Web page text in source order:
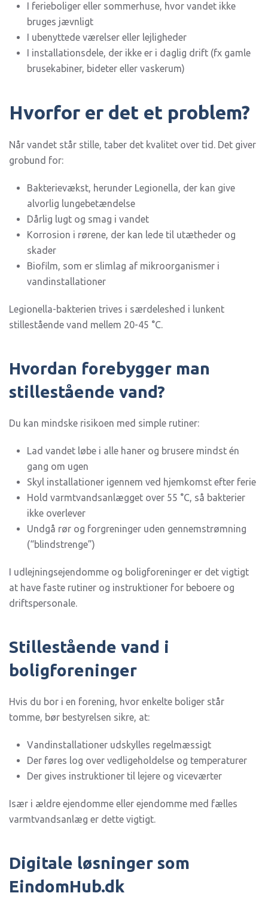
I ferieboliger eller sommerhuse, hvor vandet ikke
bruges jævnligt
I ubenyttede værelser eller lejligheder
I installationsdele, der ikke er i daglig drift (fx gamle
brusekabiner, bideter eller vaskerum)
Hvorfor er det et problem?
Når vandet står stille, taber det kvalitet over tid. Det giver
grobund for:
Bakterievækst, herunder Legionella, der kan give
alvorlig lungebetændelse
Dårlig lugt og smag i vandet
Korrosion i rørene, der kan lede til utætheder og
skader
Biofilm, som er slimlag af mikroorganismer i
vandinstallationer
Legionella-bakterien trives i særdeleshed i lunkent
stillestående vand mellem 20-45 °C.
Hvordan forebygger man
stillestående vand?
Du kan mindske risikoen med simple rutiner:
Lad vandet løbe i alle haner og brusere mindst én
gang om ugen
Skyl installationer igennem ved hjemkomst efter ferie
Hold varmtvandsanlægget over 55 °C, så bakterier
ikke overlever
Undgå rør og forgreninger uden gennemstrømning
(“blindstrenge”)
I udlejningsejendomme og boligforeninger er det vigtigt
at have faste rutiner og instruktioner for beboere og
driftspersonale.
Stillestående vand i
boligforeninger
Hvis du bor i en forening, hvor enkelte boliger står
tomme, bør bestyrelsen sikre, at:
Vandinstallationer udskylles regelmæssigt
Der føres log over vedligeholdelse og temperaturer
Der gives instruktioner til lejere og viceværter
Især i ældre ejendomme eller ejendomme med fælles
varmtvandsanlæg er dette vigtigt.
Digitale løsninger som
EindomHub.dk